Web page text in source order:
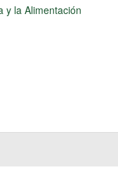
y la Alimentación